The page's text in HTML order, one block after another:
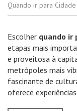
Quando ir para
Escolher quando ir
etapas mais
e proveitosa à
metrópoles mais
fascinante de
oferece